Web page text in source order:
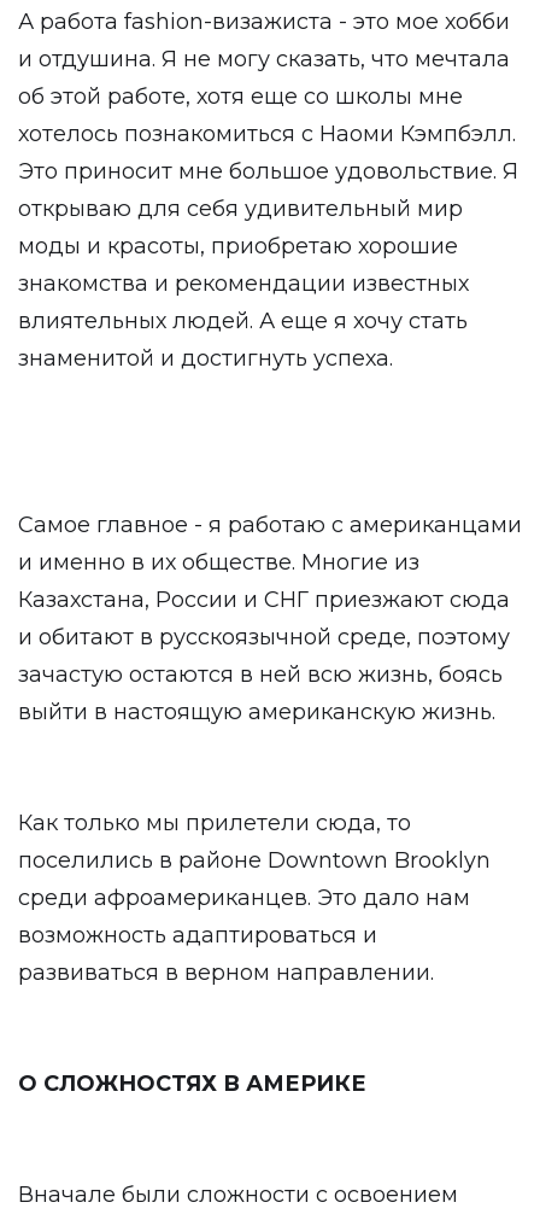
А работа fashion-визажиста - это мое хобби
и отдушина. Я не могу сказать, что мечтала
об этой работе, хотя еще со школы мне
хотелось познакомиться с Наоми Кэмпбэлл.
Это приносит мне большое удовольствие. Я
открываю для себя удивительный мир
моды и красоты, приобретаю хорошие
знакомства и рекомендации известных
влиятельных людей. А еще я хочу стать
знаменитой и достигнуть успеха.
Самое главное - я работаю с американцами
и именно в их обществе. Многие из
Казахстана, России и СНГ приезжают сюда
и обитают в русскоязычной среде, поэтому
зачастую остаются в ней всю жизнь, боясь
выйти в настоящую американскую жизнь.
Как только мы прилетели сюда, то
поселились в районе Downtown Brooklyn
среди афроамериканцев. Это дало нам
возможность адаптироваться и
развиваться в верном направлении.
О СЛОЖНОСТЯХ В АМЕРИКЕ
Вначале были сложности с освоением